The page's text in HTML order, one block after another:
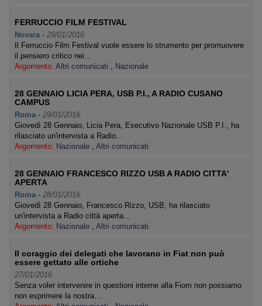
FERRUCCIO FILM FESTIVAL
Novara - 29/01/2016
Il Ferruccio Film Festival vuole essere lo strumento per promuovere
il pensiero critico nei…
Argomento: Altri comunicati , Nazionale
28 GENNAIO LICIA PERA, USB P.I., A RADIO CUSANO
CAMPUS
Roma - 29/01/2016
Giovedì 28 Gennaio, Licia Pera, Esecutivo Nazionale USB P.I., ha
rilasciato un'intervista a Radio…
Argomento: Nazionale , Altri comunicati
28 GENNAIO FRANCESCO RIZZO USB A RADIO CITTA'
APERTA
Roma - 28/01/2016
Giovedì 28 Gennaio, Francesco Rizzo, USB, ha rilasciato
un'intervista a Radio città aperta…
Argomento: Nazionale , Altri comunicati
Il coraggio dei delegati che lavorano in Fiat non può
essere gettato alle ortiche
27/01/2016
Senza voler intervenire in questioni interne alla Fiom non possiamo
non esprimere la nostra…